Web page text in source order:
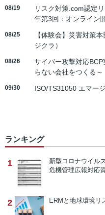
08/19
リスク対策.com認定
年第3回：オンライン
08/25
【体験会】災害対策
ジクラ）
08/26
サイバー攻撃対応
らない会社をつくる～
09/30 ISO/TS31050 エマー
ランキング
1 新型コロナウイル
危機管理広報対応
2 ERMと地球環境リ